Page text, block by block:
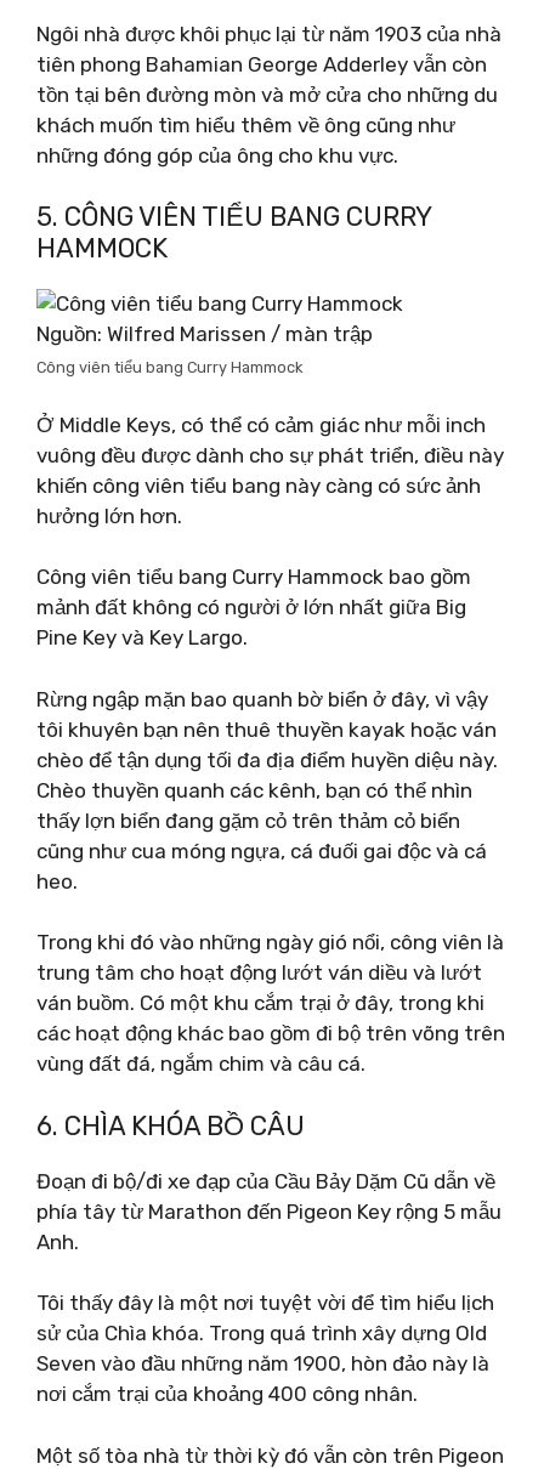
Ngôi nhà được khôi phục lại từ năm 1903 của nhà
tiên phong Bahamian George Adderley vẫn còn
tồn tại bên đường mòn và mở cửa cho những du
khách muốn tìm hiểu thêm về ông cũng như
những đóng góp của ông cho khu vực.
5. CÔNG VIÊN TIỂU BANG CURRY
HAMMOCK
Nguồn: Wilfred Marissen / màn trập
Công viên tiểu bang Curry Hammock
Ở Middle Keys, có thể có cảm giác như mỗi inch
vuông đều được dành cho sự phát triển, điều này
khiến công viên tiểu bang này càng có sức ảnh
hưởng lớn hơn.
Công viên tiểu bang Curry Hammock bao gồm
mảnh đất không có người ở lớn nhất giữa Big
Pine Key và Key Largo.
Rừng ngập mặn bao quanh bờ biển ở đây, vì vậy
tôi khuyên bạn nên thuê thuyền kayak hoặc ván
chèo để tận dụng tối đa địa điểm huyền diệu này.
Chèo thuyền quanh các kênh, bạn có thể nhìn
thấy lợn biển đang gặm cỏ trên thảm cỏ biển
cũng như cua móng ngựa, cá đuối gai độc và cá
heo.
Trong khi đó vào những ngày gió nổi, công viên là
trung tâm cho hoạt động lướt ván diều và lướt
ván buồm. Có một khu cắm trại ở đây, trong khi
các hoạt động khác bao gồm đi bộ trên võng trên
vùng đất đá, ngắm chim và câu cá.
6. CHÌA KHÓA BỒ CÂU
Đoạn đi bộ/đi xe đạp của Cầu Bảy Dặm Cũ dẫn về
phía tây từ Marathon đến Pigeon Key rộng 5 mẫu
Anh.
Tôi thấy đây là một nơi tuyệt vời để tìm hiểu lịch
sử của Chìa khóa. Trong quá trình xây dựng Old
Seven vào đầu những năm 1900, hòn đảo này là
nơi cắm trại của khoảng 400 công nhân.
Một số tòa nhà từ thời kỳ đó vẫn còn trên Pigeon